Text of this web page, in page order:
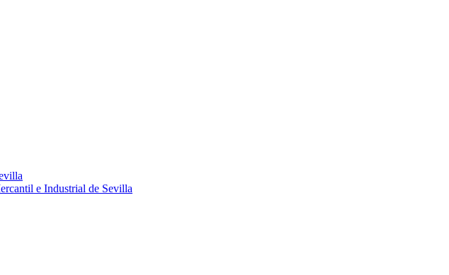
e Industrial de Sevilla